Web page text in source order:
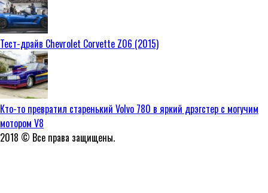
Тест-драйв Chevrolet Corvette Z06 (2015)
Кто-то превратил старенький Volvo 780 в яркий дрэгстер с могучим
мотором V8
2018 © Все права защищены.